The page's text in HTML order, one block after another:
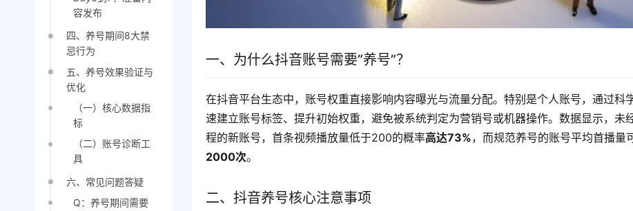
容发布
四、养号期间8大禁
忌行为
五、养号效果验证与
优化
（一）核心数据指
标
（二）账号诊断工
具
六、常见问题答疑
Q：养号期间需要
一、为什么抖音账号需要”养号”？
在抖音平台生态中，账号权重直接影响内容曝光与流量分配。特别是个人账号，通过科
速建立账号标签、提升初始权重，避免被系统判定为营销号或机器操作。数据显示，未
程的新账号，首条视频播放量低于200的概率高达73%，而规范养号的账号平均首播量
2000次。
二、抖音养号核心注意事项